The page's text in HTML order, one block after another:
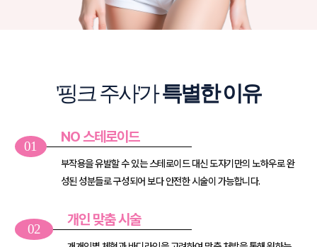
'핑크 주사'가특별한 이유
01
NO 스테로이드
부작용을 유발할 수 있는 스테로이드 대신 도자기만의 노하우로완
성된 성분들로 구성되어 보다 안전한 시술이 가능합니다.
02
개인 맞춤 시술